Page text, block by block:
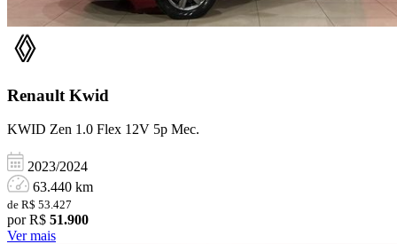
Renault Kwid
KWID Zen 1.0 Flex 12V 5p Mec.
2023/2024
63.440 km
de R$ 53.427
por R$ 51.900
Ver mais